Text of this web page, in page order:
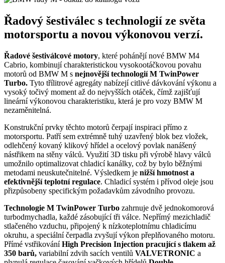
Řadový šestiválec s technologií ze světa
motorsportu a novou výkonovou verzí.
Řadové šestiválcové motory, které pohánějí nové BMW M4
Cabrio, kombinují charakteristickou vysokootáčkovou povahu
motorů od BMW M s nejnovější technologií M TwinPower
Turbo. Tyto třílitrové agregáty nabízejí citlivé dávkování výkonu a
vysoký točivý moment až do nejvyšších otáček, čímž zajišťují
lineární výkonovou charakteristiku, která je pro vozy BMW M
nezaměnitelná.
Konstrukční prvky těchto motorů čerpají inspiraci přímo z
motorsportu. Patří sem extrémně tuhý uzavřený blok bez vložek,
odlehčený kovaný klikový hřídel a ocelový povlak nanášený
nástřikem na stěny válců. Využití 3D tisku při výrobě hlavy válců
umožnilo optimalizovat chladicí kanálky, což by bylo běžnými
metodami neuskutečnitelné. Výsledkem je nižší hmotnost a
efektivnější teplotní regulace. Chladicí systém i přívod oleje jsou
přizpůsobeny specifickým požadavkům závodního provozu.
Technologie M TwinPower Turbo zahrnuje dvě jednokomorová
turbodmychadla, každé zásobující tři válce. Nepřímý mezichladič
stlačeného vzduchu, připojený k nízkoteplotnímu chladicímu
okruhu, a speciální čerpadla zvyšují výkon přeplňovaného motoru.
Přímé vstřikováníHigh Precision Injection pracující s tlakem až
350 barů, variabilní zdvih sacích ventilů VALVETRONIC a